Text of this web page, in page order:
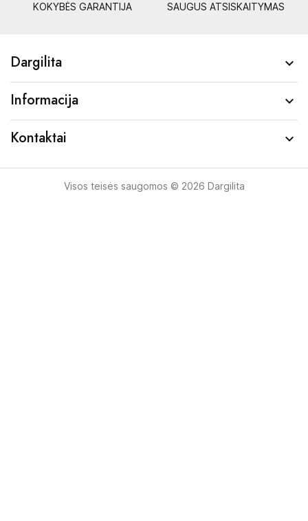
KOKYBĖS GARANTIJA SAUGUS ATSISKAITYMAS
Dargilita 
Informacija 
Kontaktai 
Visos teisės saugomos © 2026 Dargilita